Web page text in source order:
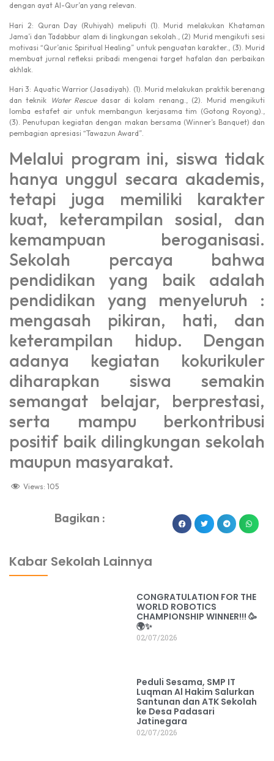
dengan ayat Al-Qur’an yang relevan.
Hari 2: Quran Day (Ruhiyah) meliputi (1). Murid melakukan Khataman
Jama’i dan Tadabbur alam di lingkungan sekolah., (2) Murid mengikuti sesi
motivasi “Qur’anic Spiritual Healing” untuk penguatan karakter., (3). Murid
membuat jurnal refleksi pribadi mengenai target hafalan dan perbaikan
akhlak.
Hari 3: Aquatic Warrior (Jasadiyah). (1). Murid melakukan praktik berenang
dan teknik Water Rescuedasar di kolam renang., (2). Murid mengikuti
lomba estafet air untuk membangun kerjasama tim (Gotong Royong).,
(3). Penutupan kegiatan dengan makan bersama (Winner’s Banquet) dan
pembagian apresiasi “Tawazun Award”.
Melalui program ini, siswa tidak
hanya unggul secara akademis,
tetapi juga memiliki karakter
kuat, keterampilan sosial, dan
kemampuan beroganisasi.
Sekolah percaya bahwa
pendidikan yang baik adalah
pendidikan yang menyeluruh :
mengasah pikiran, hati, dan
keterampilan hidup. Dengan
adanya kegiatan kokurikuler
diharapkan siswa semakin
semangat belajar, berprestasi,
serta mampu berkontribusi
positif baik dilingkungan sekolah
maupun masyarakat.
Views: 105
Bagikan :
Kabar Sekolah Lainnya
CONGRATULATION FOR THE
WORLD ROBOTICS
CHAMPIONSHIP WINNER!!! 🥳
🌍✨
02/07/2026
Peduli Sesama, SMP IT
Luqman Al Hakim Salurkan
Santunan dan ATK Sekolah
ke Desa Padasari
Jatinegara
02/07/2026